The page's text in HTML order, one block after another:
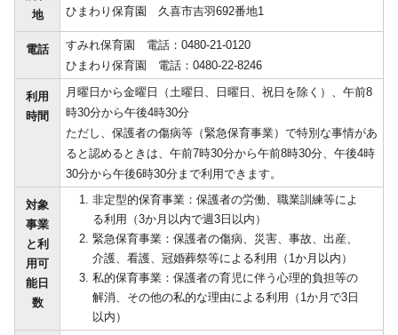
地
ひまわり保育園 久喜市吉羽692番地1
電話
すみれ保育園 電話：0480-21-0120
ひまわり保育園 電話：0480-22-8246
利用
時間
月曜日から金曜日（土曜日、日曜日、祝日を除く）、午前8
時30分から午後4時30分
ただし、保護者の傷病等（緊急保育事業）で特別な事情があ
ると認めるときは、午前7時30分から午前8時30分、午後4時
30分から午後6時30分まで利用できます。
対象
事業
と利
用可
能日
数
非定型的保育事業：保護者の労働、職業訓練等によ
る利用（3か月以内で週3日以内）
緊急保育事業：保護者の傷病、災害、事故、出産、
介護、看護、冠婚葬祭等による利用（1か月以内）
私的保育事業：保護者の育児に伴う心理的負担等の
解消、その他の私的な理由による利用（1か月で3日
以内）